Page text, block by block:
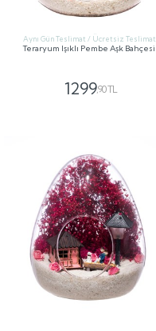
Aynı Gün Teslimat / Ücretsiz Teslimat
Teraryum Işıklı Pembe Aşk Bahçesi
1299,90 TL